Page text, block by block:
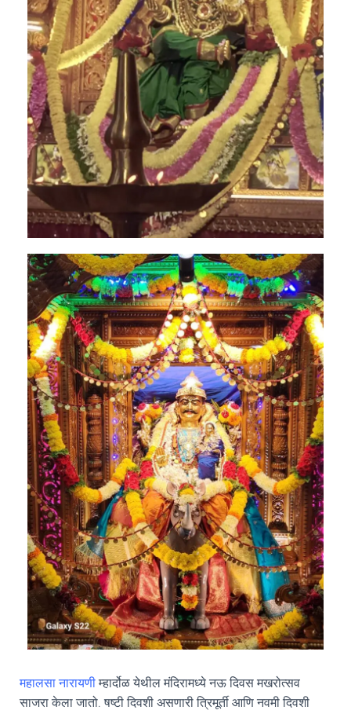
महालसा नारायणी म्हार्दोळ येथील मंदिरामध्ये नऊ दिवस मखरोत्सव
साजरा केला जातो. षष्टी दिवशी असणारी त्रिमूर्ती आणि नवमी दिवशी